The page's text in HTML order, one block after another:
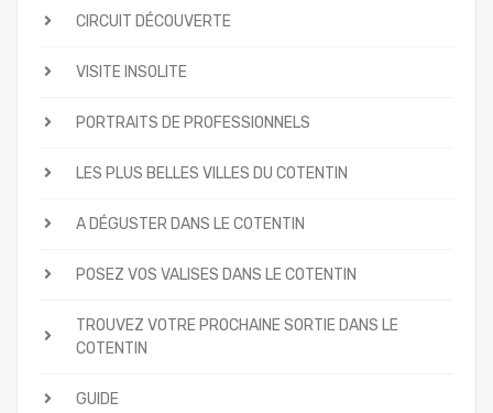
CIRCUIT DÉCOUVERTE
VISITE INSOLITE
PORTRAITS DE PROFESSIONNELS
LES PLUS BELLES VILLES DU COTENTIN
A DÉGUSTER DANS LE COTENTIN
POSEZ VOS VALISES DANS LE COTENTIN
TROUVEZ VOTRE PROCHAINE SORTIE DANS LE
COTENTIN
GUIDE